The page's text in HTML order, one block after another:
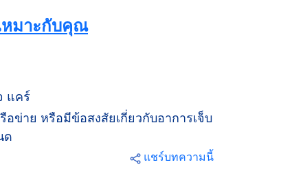
หมาะกับคุณ
แคร์
ข่าย หรือมีข้อสงสัยเกี่ยวกับอาการเจ็บ
ด
แชร์บทความนี้